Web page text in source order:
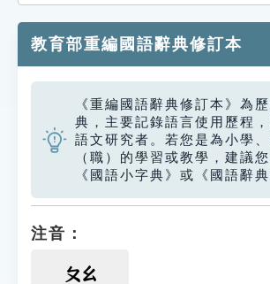
貓頭鷹博士
教育部重編國語辭典修訂本
《重編國語辭典修訂本》為
典，主要記錄語言使用歷程
語文研究者。若您是為小學
（職）的學習或教學，建議
《國語小字典》或《國語辭
注音：
ㄆㄠ